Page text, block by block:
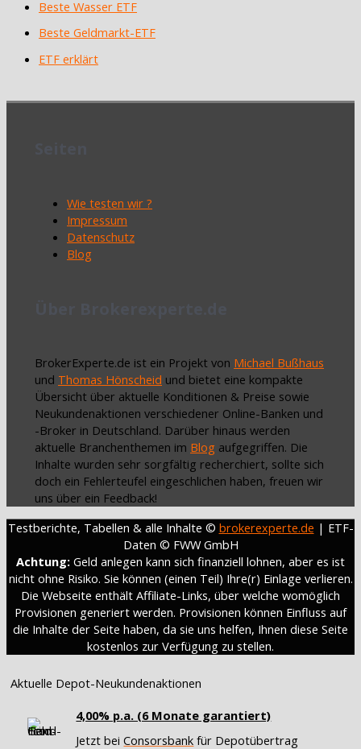
Beste Wasser ETF
Beste Geldmarkt-ETF
ETF erklärt
Wie testen wir ?
Impressum
Datenschutz
Blog
BrokerExperte.de ist ein Projekt von Michael Bußhaus
und Thomas Hönscheid und bietet eine kompakte
Übersicht über aktuelle Konditionen & Preise sowie
Neukundenaktionen verschiedener Online-Banken und
-Broker in Deutschland. Darüber hinaus werden
aktuelle Branchenthemen im Blog aufgegriffen. Die
Inhalte wurden sehr sorgfältig recherchiert, sollte sich
doch ein Fehlerteufel eingeschlichen haben, freuen wir
uns über ein Feedback!
Testberichte, Tabellen & alle Inhalte © brokerexperte.de | ETF-
Daten © FWW GmbH
Achtung: Geld anlegen kann sich finanziell lohnen, aber es ist
nicht ohne Risiko. Sie können (einen Teil) Ihre(r) Einlage verlieren.
Die Webseite enthält Affiliate-Links, über welche womöglich
Provisionen generiert werden. Provisionen können Einfluss auf
die Inhalte der Seite haben, da sie uns helfen, Ihnen diese Seite
kostenlos zur Verfügung zu stellen.
Aktuelle Depot-Neukundenaktionen
4,00% p.a. (6 Monate garantiert)
Jetzt beiConsorsbank für Depotübertrag